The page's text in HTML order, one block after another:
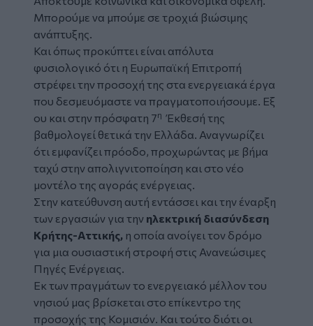
Μπορούμε να μπούμε σε τροχιά βιώσιμης
ανάπτυξης.
Και όπως προκύπτει είναι απόλυτα
φυσιολογικό ότι η Ευρωπαϊκή Επιτροπή
στρέφει την προσοχή της στα ενεργειακά έργα
που δεσμευόμαστε να πραγματοποιήσουμε. Εξ
ου και στην πρόσφατη 7η Έκθεσή της
βαθμολογεί θετικά την Ελλάδα. Αναγνωρίζει
ότι εμφανίζει πρόοδο, προχωρώντας με βήμα
ταχύ στην απολιγνιτοποίηση και στο νέο
μοντέλο της αγοράς ενέργειας.
Στην κατεύθυνση αυτή εντάσσει και την έναρξη
των εργασιών για την ηλεκτρική διασύνδεση
Κρήτης-Αττικής, η οποία ανοίγει τον δρόμο
για μια ουσιαστική στροφή στις Ανανεώσιμες
Πηγές Ενέργειας.
Εκ των πραγμάτων το ενεργειακό μέλλον του
νησιού μας βρίσκεται στο επίκεντρο της
προσοχής της Κομισιόν. Και τούτο διότι οι